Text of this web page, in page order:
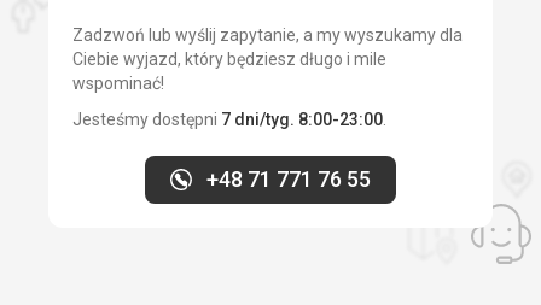
Zadzwoń lub wyślij zapytanie, a my wyszukamy dla
Ciebie wyjazd, który będziesz długo i mile
wspominać!
Jesteśmy dostępni 7 dni/tyg. 8:00-23:00.
+48 71 771 76 55